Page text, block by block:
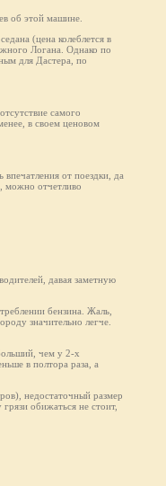
об этой машине.
(цена колеблется в
Логана. Однако по
для Дастера, по
самого
в своем ценовом
от поездки, да
можно отчетливо
давая заметную
бензина. Жаль,
значительно легче.
чем у 2-х
в полтора раза, а
недостаточный размер
обижаться не стоит,